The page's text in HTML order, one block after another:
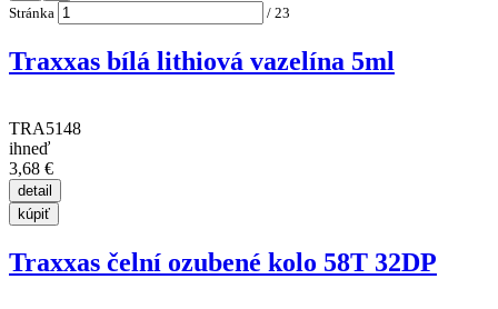
Stránka / 23
Traxxas bílá lithiová vazelína 5ml
TRA5148
ihneď
3,68 €
Traxxas čelní ozubené kolo 58T 32DP